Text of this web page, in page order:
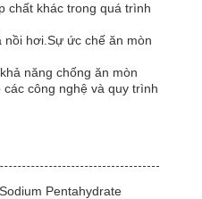
chất khác trong quá trình
hơi.Sự ức chế ăn mòn
năng chống ăn mòn
công nghệ và quy trình
Pentahydrate